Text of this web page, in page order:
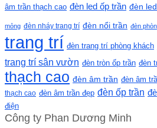
âm trần thạch cao đèn led ốp trần đèn
mỏng đèn nháy trang trí đèn nổi trần đèn
trang trí đèn trang trí phòng khách
trang trí sân vườn đèn tròn ốp trần đèn
thạch cao đèn âm trần đèn âm
thạch cao đèn âm trần đẹp đèn ốp trần
điện
Công ty Phan Dương Minh